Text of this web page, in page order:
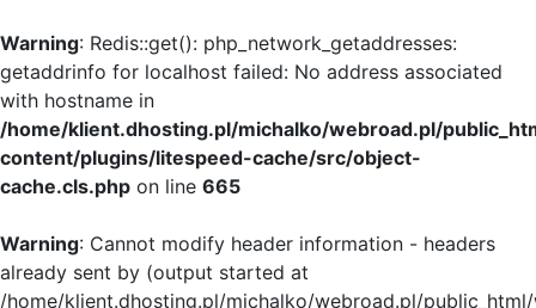
Warning: Redis::get(): php_network_getaddresses:
getaddrinfo for localhost failed: No address associated
with hostname in
/home/klient.dhosting.pl/michalko/webroad.pl/
content/plugins/litespeed-cache/src/object-
cache.cls.php on line 665
Warning: Cannot modify header information - headers
already sent by (output started at
/home/klient.dhosting.pl/michalko/webroad.pl/